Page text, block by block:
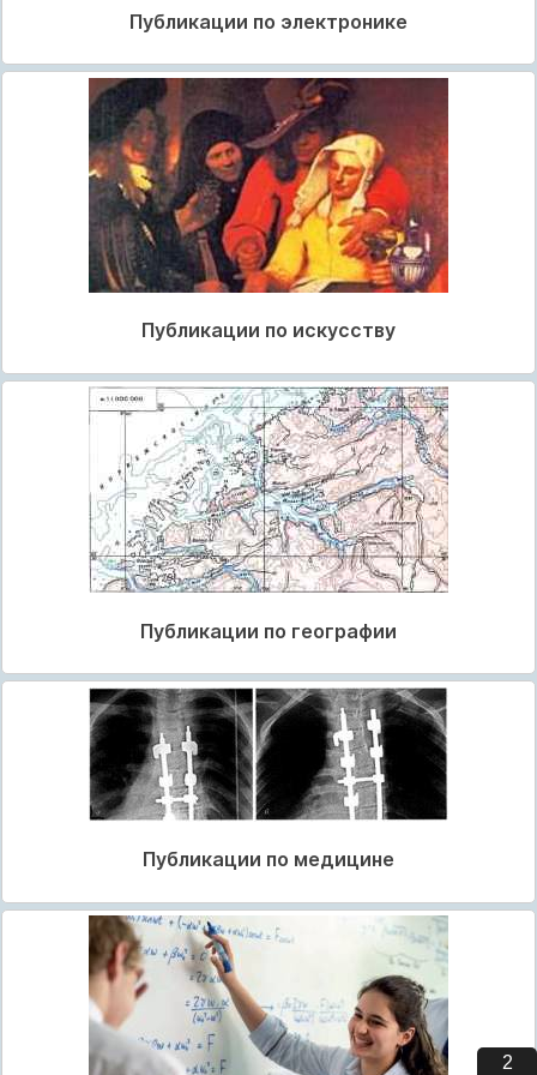
Публикации по электронике
Публикации по искусству
Публикации по географии
Публикации по медицине
1